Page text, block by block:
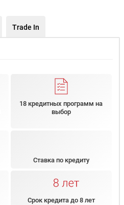
Trade In
18 кредитных программ на
выбор
Ставка по кредиту
Срок кредита до 8 лет